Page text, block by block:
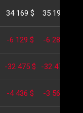
34 169 $ 35 194 $
-6 129 $ -6 287 $
-32 475 $ -32 475 $
-4 436 $ -3 569 $